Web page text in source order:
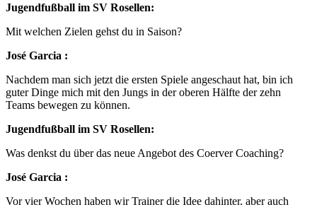
Jugendfußball im SV Rosellen:
Mit welchen Zielen gehst du in Saison?
José Garcia :
Nachdem man sich jetzt die ersten Spiele angeschaut hat, bin ich
guter Dinge mich mit den Jungs in der oberen Hälfte der zehn
Teams bewegen zu können.
Jugendfußball im SV Rosellen:
Was denkst du über das neue Angebot des Coerver Coaching?
José Garcia :
Vor vier Wochen haben wir Trainer die Idee dahinter, aber auch